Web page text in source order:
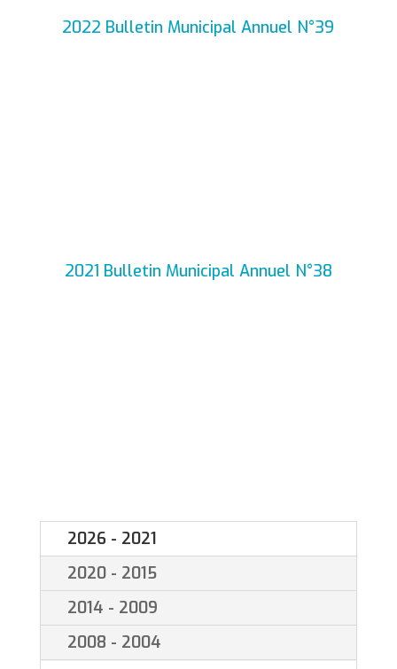
2022 Bulletin Municipal Annuel N°39
2021 Bulletin Municipal Annuel N°38
2026 - 2021
2020 - 2015
2014 - 2009
2008 - 2004